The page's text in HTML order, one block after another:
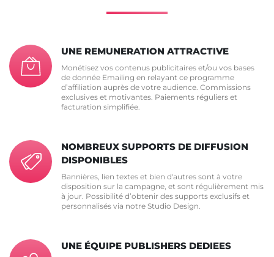
UNE REMUNERATION ATTRACTIVE
Monétisez vos contenus publicitaires et/ou vos bases
de donnée Emailing en relayant ce programme
d’affiliation auprès de votre audience. Commissions
exclusives et motivantes. Paiements réguliers et
facturation simplifiée.
NOMBREUX SUPPORTS DE DIFFUSION
DISPONIBLES
Bannières, lien textes et bien d'autres sont à votre
disposition sur la campagne, et sont régulièrement mis
à jour. Possibilité d’obtenir des supports exclusifs et
personnalisés via notre Studio Design.
UNE ÉQUIPE PUBLISHERS DEDIEES